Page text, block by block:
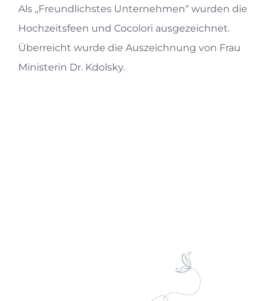
Als „Freundlichstes Unternehmen“ wurden die
Hochzeitsfeen und Cocolori ausgezeichnet.
Überreicht wurde die Auszeichnung von Frau
Ministerin Dr. Kdolsky.